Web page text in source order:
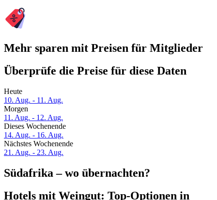
Mehr sparen mit Preisen für Mitglieder
Überprüfe die Preise für diese Daten
Heute
10. Aug. - 11. Aug.
Morgen
11. Aug. - 12. Aug.
Dieses Wochenende
14. Aug. - 16. Aug.
Nächstes Wochenende
21. Aug. - 23. Aug.
Südafrika – wo übernachten?
Hotels mit Weingut: Top-Optionen in